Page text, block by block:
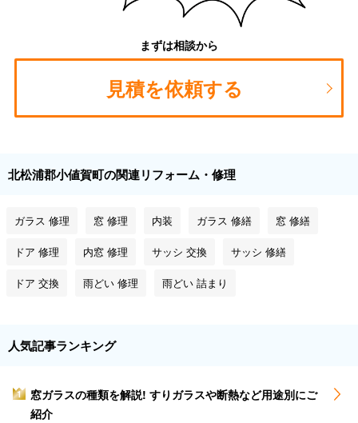
まずは相談から
見積を依頼する
北松浦郡小値賀町の関連リフォーム・修理
ガラス 修理 窓 修理 内装 ガラス 修繕 窓 修繕
ドア 修理 内窓 修理 サッシ 交換 サッシ 修繕
ドア 交換 雨どい 修理 雨どい 詰まり
人気記事ランキング
1
窓ガラスの種類を解説! すりガラスや断熱など用途別にご
紹介